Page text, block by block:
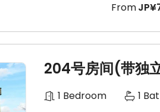
From
204号房间(带独
1 Bedroom 1